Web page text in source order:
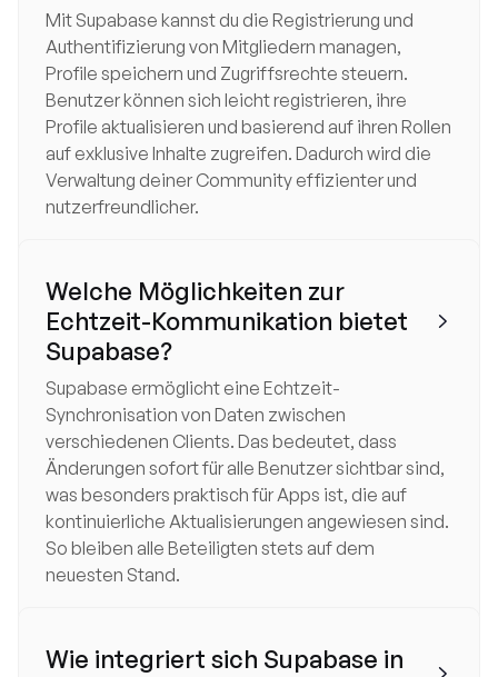
Mit Supabase kannst du die Registrierung und
Authentifizierung von Mitgliedern managen,
Profile speichern und Zugriffsrechte steuern.
Benutzer können sich leicht registrieren, ihre
Profile aktualisieren und basierend auf ihren Rollen
auf exklusive Inhalte zugreifen. Dadurch wird die
Verwaltung deiner Community effizienter und
nutzerfreundlicher.
Welche Möglichkeiten zur
Echtzeit-Kommunikation bietet
Supabase?

Supabase ermöglicht eine Echtzeit-
Synchronisation von Daten zwischen
verschiedenen Clients. Das bedeutet, dass
Änderungen sofort für alle Benutzer sichtbar sind,
was besonders praktisch für Apps ist, die auf
kontinuierliche Aktualisierungen angewiesen sind.
So bleiben alle Beteiligten stets auf dem
neuesten Stand.
Wie integriert sich Supabase in